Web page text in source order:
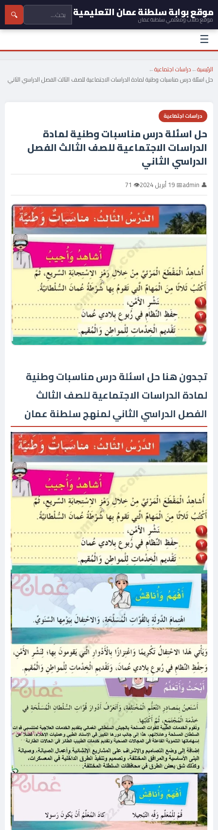
موقع بوابة سلطنة عمان التعليمية
موقع طلاب ومعلمي سلطنة عمان 🔍
☰
الرئيسية←دراسات اجتماعية←
حل اسئلة درس مناسبات وطنية لمادة الدراسات الاجتماعية للصف الثالث الفصل الدراسي الثاني
دراسات اجتماعية
حل اسئلة درس مناسبات وطنية لمادة
الدراسات الاجتماعية للصف الثالث الفصل
الدراسي الثاني
👤 admin 📅 19 أبريل 2024 👁 71
تجدون هنا حل اسئلة درس مناسبات وطنية
لمادة الدراسات الاجتماعية للصف الثالث
الفصل الدراسي الثاني لمنهج سلطنة عمان